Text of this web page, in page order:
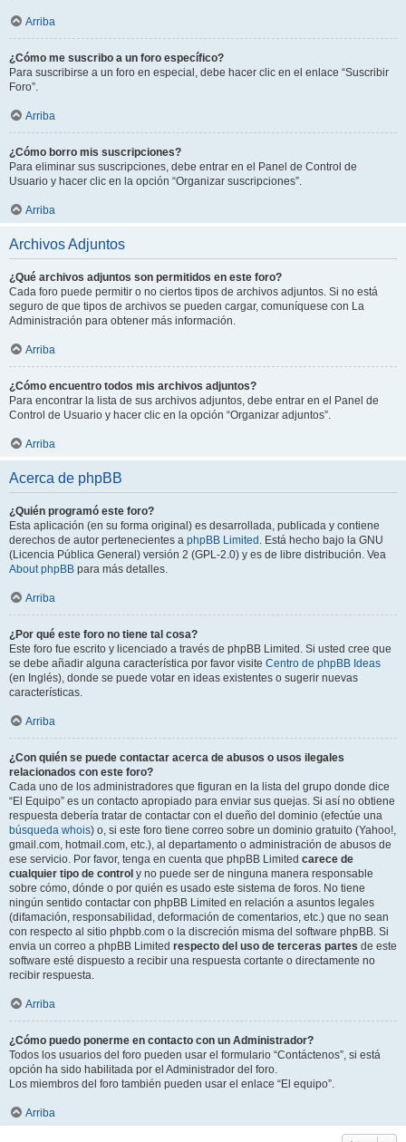
Arriba
¿Cómo me suscribo a un foro específico?
Para suscribirse a un foro en especial, debe hacer clic en el enlace “Suscribir
Foro”.
Arriba
¿Cómo borro mis suscripciones?
Para eliminar sus suscripciones, debe entrar en el Panel de Control de
Usuario y hacer clic en la opción “Organizar suscripciones”.
Arriba
Archivos Adjuntos
¿Qué archivos adjuntos son permitidos en este foro?
Cada foro puede permitir o no ciertos tipos de archivos adjuntos. Si no está
seguro de que tipos de archivos se pueden cargar, comuníquese con La
Administración para obtener más información.
Arriba
¿Cómo encuentro todos mis archivos adjuntos?
Para encontrar la lista de sus archivos adjuntos, debe entrar en el Panel de
Control de Usuario y hacer clic en la opción “Organizar adjuntos”.
Arriba
Acerca de phpBB
¿Quién programó este foro?
Esta aplicación (en su forma original) es desarrollada, publicada y contiene
derechos de autor pertenecientes a phpBB Limited . Está hecho bajo la GNU
(Licencia Pública General) versión 2 (GPL-2.0) y es de libre distribución. Vea
About phpBB para más detalles.
Arriba
¿Por qué este foro no tiene tal cosa?
Este foro fue escrito y licenciado a través de phpBB Limited. Si usted cree que
se debe añadir alguna característica por favor visite Centro de phpBB Ideas
(en Inglés), donde se puede votar en ideas existentes o sugerir nuevas
características.
Arriba
¿Con quién se puede contactar acerca de abusos o usos ilegales
relacionados con este foro?
Cada uno de los administradores que figuran en la lista del grupo donde dice
“El Equipo” es un contacto apropiado para enviar sus quejas. Si así no obtiene
respuesta debería tratar de contactar con el dueño del dominio (efectúe una
búsqueda whois) o, si este foro tiene correo sobre un dominio gratuito (Yahoo!,
gmail.com, hotmail.com, etc.), al departamento o administración de abusos de
ese servicio. Por favor, tenga en cuenta que phpBB Limited carece de
cualquier tipo de control y no puede ser de ninguna manera responsable
sobre cómo, dónde o por quién es usado este sistema de foros. No tiene
ningún sentido contactar con phpBB Limited en relación a asuntos legales
(difamación, responsabilidad, deformación de comentarios, etc.) que no sean
con respecto al sitio phpbb.com o la discreción misma del software phpBB. Si
envia un correo a phpBB Limited respecto del uso de terceras partes de este
software esté dispuesto a recibir una respuesta cortante o directamente no
recibir respuesta.
Arriba
¿Cómo puedo ponerme en contacto con un Administrador?
Todos los usuarios del foro pueden usar el formulario “Contáctenos”, si está
opción ha sido habilitada por el Administrador del foro.
Los miembros del foro también pueden usar el enlace “El equipo”.
Arriba